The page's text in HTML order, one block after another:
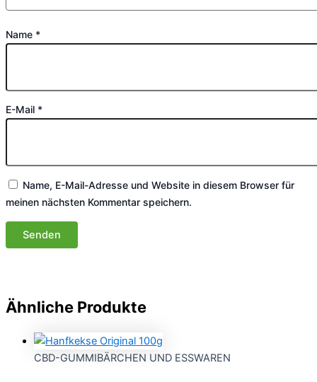
Name *
E-Mail *
Name, E-Mail-Adresse und Website in diesem Browser für
meinen nächsten Kommentar speichern.
Ähnliche Produkte
CBD-GUMMIBÄRCHEN UND ESSWAREN